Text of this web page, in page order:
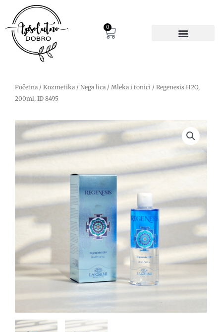
sadržaj
0
Cart
Početna / Kozmetika / Nega lica / Mleka i tonici / Regenesis H2O,
200ml, ID 8495